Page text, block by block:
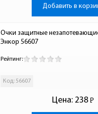
Добавить в
Очки защитные
Энкор 56607
Рейтинг:
Код: 56607
Цена: 238 Р
-